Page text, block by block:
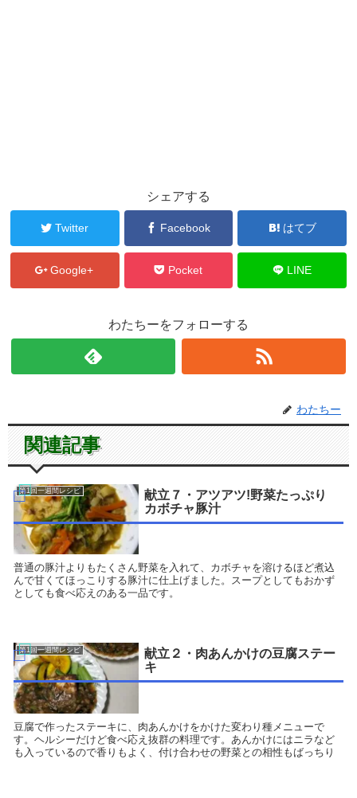
シェアする
Twitter Facebook はてブ
Google+ Pocket LINE
わたちーをフォローする
わたちー
関連記事
第1回一週間レシピ
献立７・アツアツ!野菜たっぷり
カボチャ豚汁
普通の豚汁よりもたくさん野菜を入れて、カボチャを溶けるほど煮込
んで甘くてほっこりする豚汁に仕上げました。スープとしてもおかず
としても食べ応えのある一品です。
第1回一週間レシピ
献立２・肉あんかけの豆腐ステー
キ
豆腐で作ったステーキに、肉あんかけをかけた変わり種メニューで
す。ヘルシーだけど食べ応え抜群の料理です。あんかけにはニラなど
も入っているので香りもよく、付け合わせの野菜との相性もばっちり